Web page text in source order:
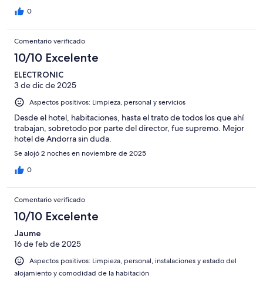
0
Comentario verificado
10/10 Excelente
ELECTRONIC
3 de dic de 2025
Aspectos positivos: Limpieza, personal y servicios
Desde el hotel, habitaciones, hasta el trato de todos los que ahí
trabajan, sobretodo por parte del director, fue supremo. Mejor
hotel de Andorra sin duda.
Se alojó 2 noches en noviembre de 2025
0
Comentario verificado
10/10 Excelente
Jaume
16 de feb de 2025
Aspectos positivos: Limpieza, personal, instalaciones y estado del
alojamiento y comodidad de la habitación